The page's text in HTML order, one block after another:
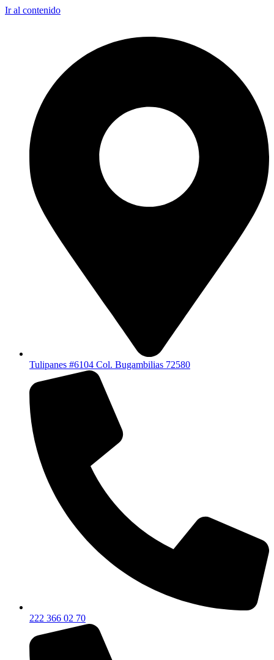
Ir al contenido
Tulipanes #6104 Col. Bugambilias 72580
222 366 02 70